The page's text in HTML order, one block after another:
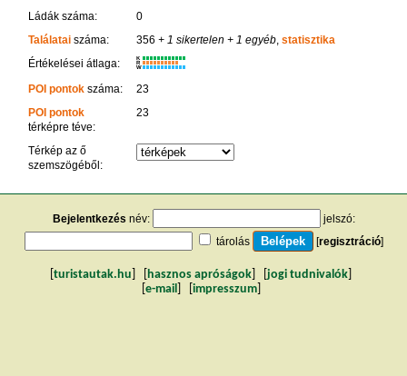
Ládák száma:
0
Találataiszáma: 356 + 1 sikertelen + 1 egyéb, statisztika
Értékelései átlaga:
K
R
W
POI pontokszáma:
23
POI pontok
térképre téve:
23
Térkép az ő
szemszögéből:
Bejelentkezés név:
jelszó:
tárolás
[regisztráció]
turistautak.hu hasznos apróságok jogi tudnivalók
e-mail impresszum]